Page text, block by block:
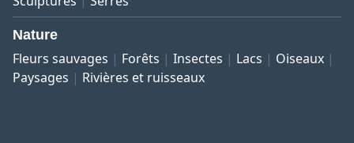
Nature
Fleurs sauvages Forêts Insectes Lacs
Oiseaux
Paysages
Rivières et ruisseaux